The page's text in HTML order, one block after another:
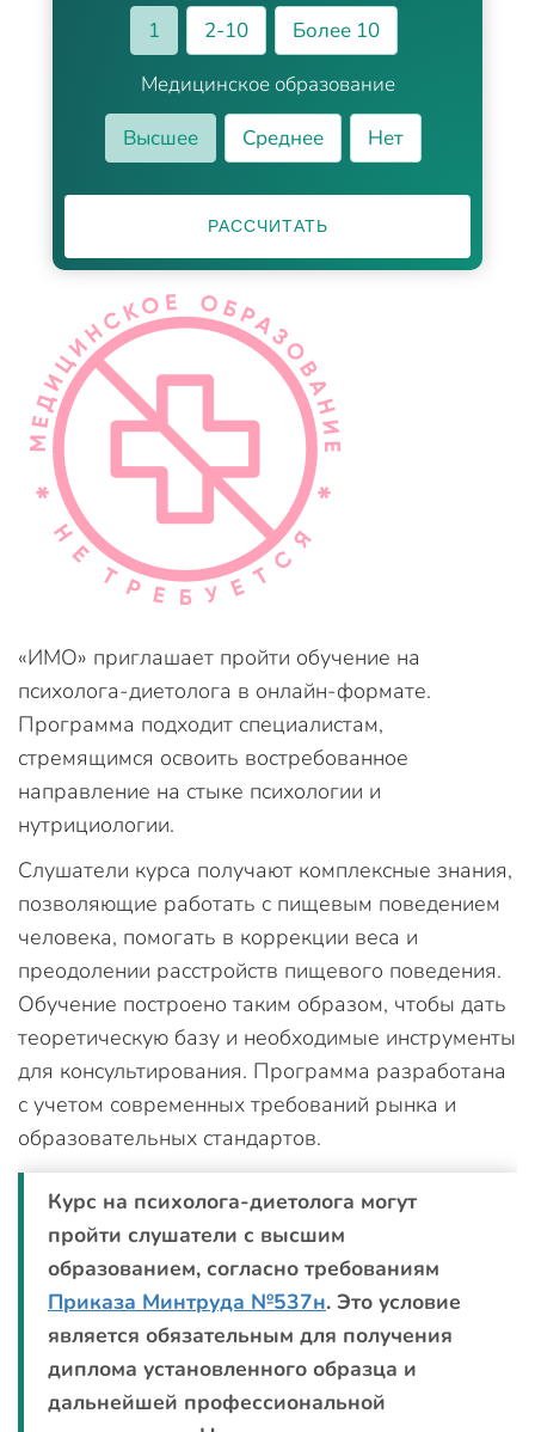
1
2-10
Более 10
Медицинское образование
Высшее
Среднее Нет
РАССЧИТАТЬ
«ИМО» приглашает пройти обучение на
психолога-диетолога в онлайн-формате.
Программа подходит специалистам,
стремящимся освоить востребованное
направление на стыке психологии и
нутрициологии.
Слушатели курса получают комплексные знания,
позволяющие работать с пищевым поведением
человека, помогать в коррекции веса и
преодолении расстройств пищевого поведения.
Обучение построено таким образом, чтобы дать
теоретическую базу и необходимые инструменты
для консультирования. Программа разработана
с учетом современных требований рынка и
образовательных стандартов.
Курс на психолога-диетолога могут
пройти слушатели с высшим
образованием, согласно требованиям
Приказа Минтруда №537н. Это условие
является обязательным для получения
диплома установленного образца и
дальнейшей профессиональной